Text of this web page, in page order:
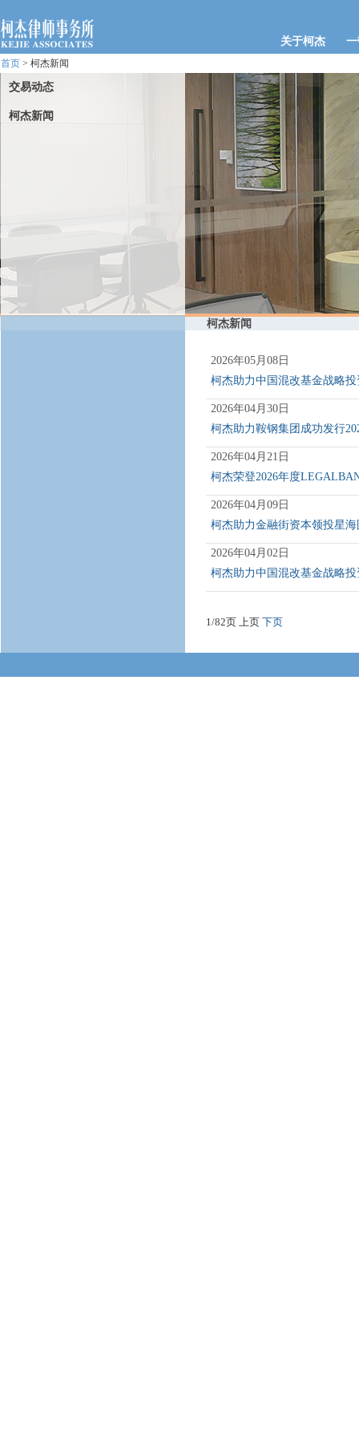
关于柯杰
首页> 柯杰新闻
交易动态
柯杰新闻
柯杰新闻
2026年05月08日
柯杰助力中国混改基金战略
2026年04月30日
柯杰助力鞍钢集团成功发行
2026年04月21日
柯杰荣登2026年度
2026年04月09日
柯杰助力金融街资本领投星海
2026年04月02日
柯杰助力中国混改基金战略
1/82页 上页 下页